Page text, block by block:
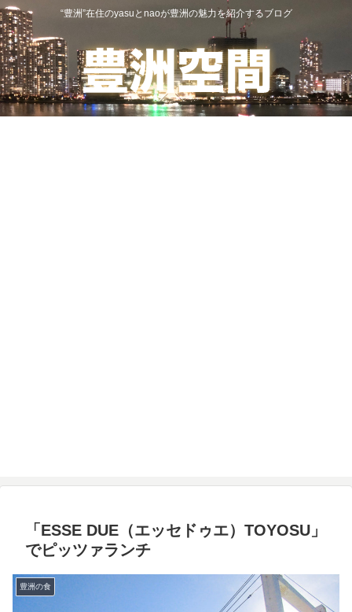
“豊洲”在住のyasuとnaoが豊洲の魅力を紹介するブログ
「ESSE DUE（エッセドゥエ）TOYOSU」
でピッツァランチ
豊洲の食